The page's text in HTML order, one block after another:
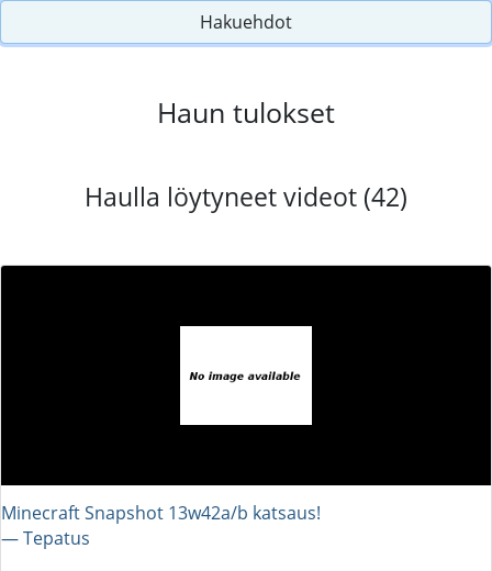
Hakuehdot
Haun tulokset
Haulla löytyneet videot (42)
Minecraft Snapshot 13w42a/b katsaus!
― Tepatus